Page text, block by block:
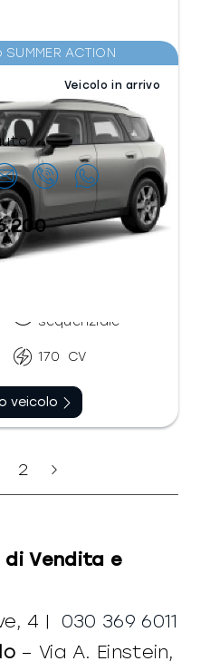
ACTION
Veicolo in arrivo
sequenziale
170 CV
veicolo
2
Vendita e
4 | 030 369 6011
– Via A. Einstein,